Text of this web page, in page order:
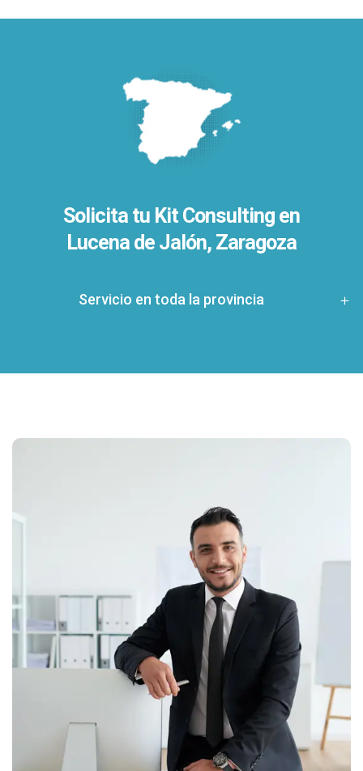
Solicita tu Kit Consulting en
Lucena de Jalón, Zaragoza
Servicio en toda la provincia